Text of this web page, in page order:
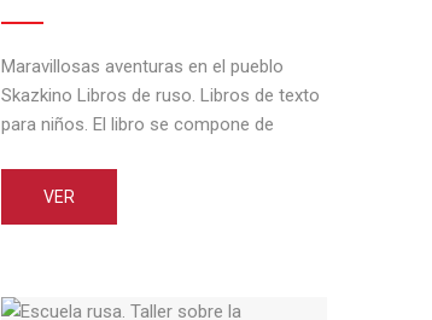
Maravillosas aventuras en el pueblo
Skazkino Libros de ruso. Libros de texto
para niños. El libro se compone de
conocen las peculiaridades de la [...]
VER